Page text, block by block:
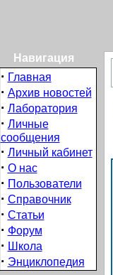
Навигация
· Главная
· Архив новостей
· Лаборатория
· Личные
сообщения
· Личный кабинет
· О нас
· Пользователи
· Справочник
· Статьи
· Форум
· Школа
· Энциклопедия